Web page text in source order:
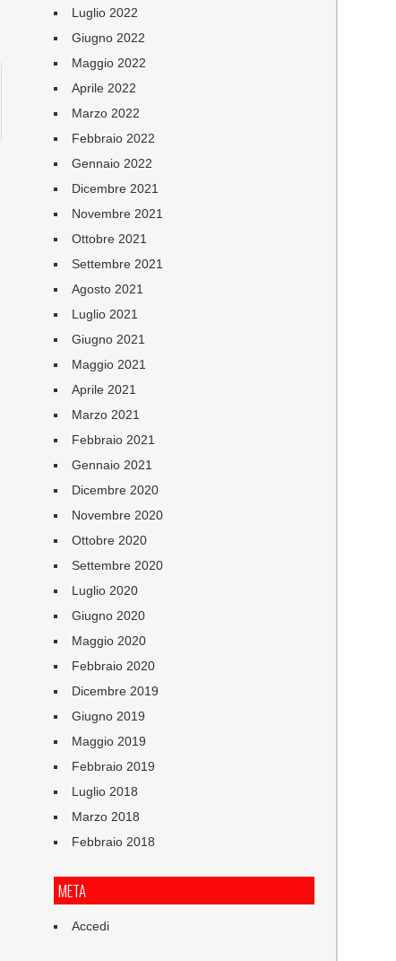
Luglio 2022
Giugno 2022
Maggio 2022
Aprile 2022
Marzo 2022
Febbraio 2022
Gennaio 2022
Dicembre 2021
Novembre 2021
Ottobre 2021
Settembre 2021
Agosto 2021
Luglio 2021
Giugno 2021
Maggio 2021
Aprile 2021
Marzo 2021
Febbraio 2021
Gennaio 2021
Dicembre 2020
Novembre 2020
Ottobre 2020
Settembre 2020
Luglio 2020
Giugno 2020
Maggio 2020
Febbraio 2020
Dicembre 2019
Giugno 2019
Maggio 2019
Febbraio 2019
Luglio 2018
Marzo 2018
Febbraio 2018
META
Accedi